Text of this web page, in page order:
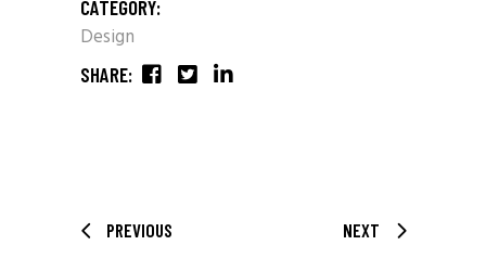
CATEGORY:
Design
SHARE:
PREVIOUS NEXT